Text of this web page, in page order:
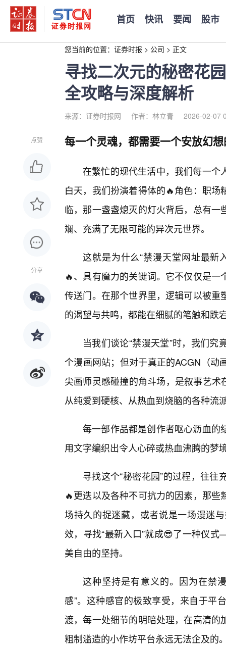
首页 快讯 要闻 股市
您当前的位置： 证券时报 > 公司 > 正文
寻找二次元的秘密花
全攻略与深度解析
来源：证券时报网 作者：林立青 2026-02-07
点赞
分享
每一个灵魂，都需要一个安放幻
在繁忙的现代生活中，我们每一个
白天，我们扮演着得体的🔥角色：职
临，那一盏盏熄灭的灯火背后，总有
斓、充满了无限可能的异次元世界。
这就是为什么“禁漫天堂网址最新
🔥、具有魔力的关键词。它不仅仅是
传送门。在那个世界里，逻辑可以被
的渴望与共鸣，都能在细腻的笔触和跌
当我们谈论“禁漫天堂”时，我们
个漫画网站；但对于真正的ACGN（动
尖画师灵感碰撞的角斗场，是叙事艺
从纯爱到硬核、从热血到烧脑的各种流
每一部作品都是创作者呕心沥血的
用文字编织出令人心碎或热血沸腾的梦
寻找这个“秘密花园”的过程，往
🔥更迭以及各种不可抗力的因素，那
场持久的捉迷藏，或者说是一场漫迷
效，寻找“最新入口”就成😎了一种仪
美自由的坚持。
这种坚持是有意义的。因为在禁
感”。这种感官的极致享受，来自于平
渡，每一处细节的明暗处理，在高清
粗制滥造的小作坊平台永远无法企及的